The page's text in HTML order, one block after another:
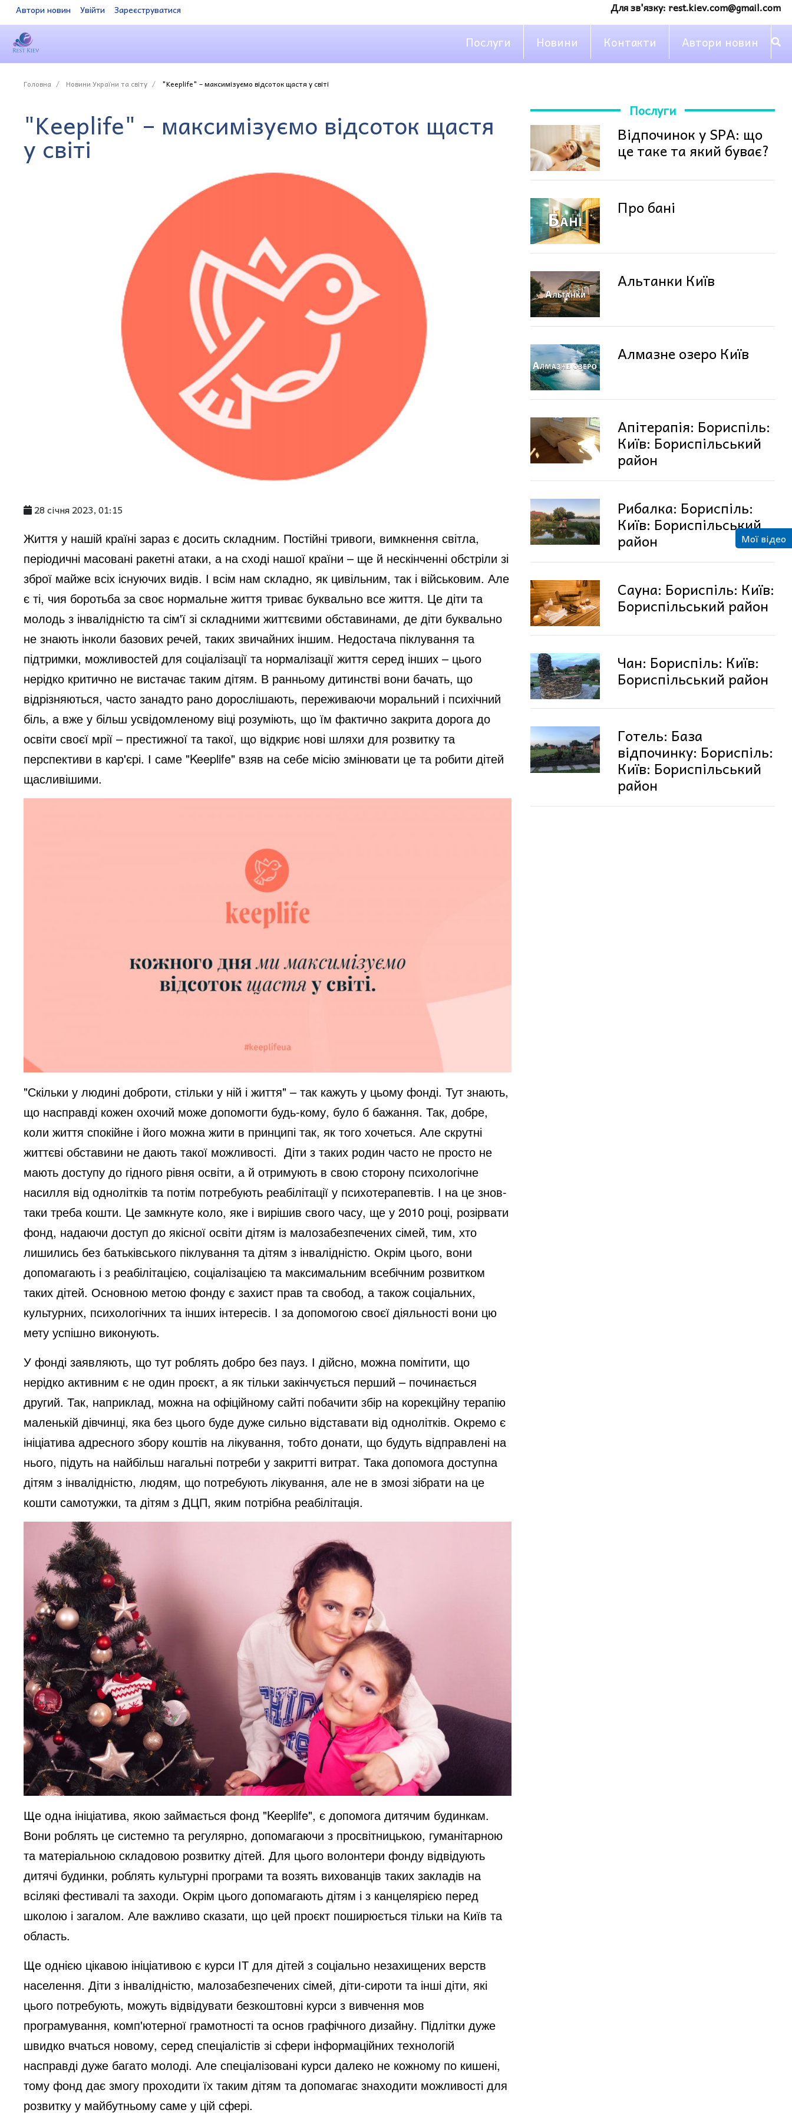
Автори новин Увійти Зареєструватися Для зв'язку: rest.kiev.com@gmail.com
Послуги Новини Контакти Автори новин
Головна Новини України та світу "Keeplife" – максимізуємо відсоток щастя у світі
"Keeplife" – максимізуємо відсоток щастя
у світі
28 січня 2023, 01:15
Життя у нашій країні зараз є досить складним. Постійні тривоги, вимкнення світла,
періодичні масовані ракетні атаки, а на сході нашої країни – ще й нескінченні обстріли зі
зброї майже всіх існуючих видів. І всім нам складно, як цивільним, так і військовим. Але
є ті, чия боротьба за своє нормальне життя триває буквально все життя. Це діти та
молодь з інвалідністю та сім'ї зі складними життєвими обставинами, де діти буквально
не знають інколи базових речей, таких звичайних іншим. Недостача піклування та
підтримки, можливостей для соціалізації та нормалізації життя серед інших – цього
нерідко критично не вистачає таким дітям. В ранньому дитинстві вони бачать, що
відрізняються, часто занадто рано дорослішають, переживаючи моральний і психічний
біль, а вже у більш усвідомленому віці розуміють, що їм фактично закрита дорога до
освіти своєї мрії – престижної та такої, що відкриє нові шляхи для розвитку та
перспективи в кар'єрі. І саме "Keeplife" взяв на себе місію змінювати це та робити дітей
щасливішими.
"Скільки у людині доброти, стільки у ній і життя" – так кажуть у цьому фонді. Тут знають,
що насправді кожен охочий може допомогти будь-кому, було б бажання. Так, добре,
коли життя спокійне і його можна жити в принципі так, як того хочеться. Але скрутні
життєві обставини не дають такої можливості. Діти з таких родин часто не просто не
мають доступу до гідного рівня освіти, а й отримують в свою сторону психологічне
насилля від однолітків та потім потребують реабілітації у психотерапевтів. І на це знов-
таки треба кошти. Це замкнуте коло, яке і вирішив свого часу, ще у 2010 році, розірвати
фонд, надаючи доступ до якісної освіти дітям із малозабезпечених сімей, тим, хто
лишились без батьківського піклування та дітям з інвалідністю. Окрім цього, вони
допомагають і з реабілітацією, соціалізацією та максимальним всебічним розвитком
таких дітей. Основною метою фонду є захист прав та свобод, а також соціальних,
культурних, психологічних та інших інтересів. І за допомогою своєї діяльності вони цю
мету успішно виконують.
У фонді заявляють, що тут роблять добро без пауз. І дійсно, можна помітити, що
нерідко активним є не один проєкт, а як тільки закінчується перший – починається
другий. Так, наприклад, можна на офіційному сайті побачити збір на корекційну терапію
маленькій дівчинці, яка без цього буде дуже сильно відставати від однолітків. Окремо є
ініціатива адресного збору коштів на лікування, тобто донати, що будуть відправлені на
нього, підуть на найбільш нагальні потреби у закритті витрат. Така допомога доступна
дітям з інвалідністю, людям, що потребують лікування, але не в змозі зібрати на це
кошти самотужки, та дітям з ДЦП, яким потрібна реабілітація.
Ще одна ініціатива, якою займається фонд "Keeplife", є допомога дитячим будинкам.
Вони роблять це системно та регулярно, допомагаючи з просвітницькою, гуманітарною
та матеріальною складовою розвитку дітей. Для цього волонтери фонду відвідують
дитячі будинки, роблять культурні програми та возять вихованців таких закладів на
всілякі фестивалі та заходи. Окрім цього допомагають дітям і з канцелярією перед
школою і загалом. Але важливо сказати, що цей проєкт поширюється тільки на Київ та
область.
Ще однією цікавою ініціативою є курси ІТ для дітей з соціально незахищених верств
населення. Діти з інвалідністю, малозабезпечених сімей, діти-сироти та інші діти, які
цього потребують, можуть відвідувати безкоштовні курси з вивчення мов
програмування, комп'ютерної грамотності та основ графічного дизайну. Підлітки дуже
швидко вчаться новому, серед спеціалістів зі сфери інформаційних технологій
насправді дуже багато молоді. Але спеціалізовані курси далеко не кожному по кишені,
тому фонд дає змогу проходити їх таким дітям та допомагає знаходити можливості для
розвитку у майбутньому саме у цій сфері.
Послуги
Відпочинок у SPA: що
це таке та який буває?
Про бані
Альтанки Київ
Алмазне озеро Київ
Апітерапія: Бориспіль:
Київ: Бориспільський
район
Рибалка: Бориспіль:
Київ: Бориспільський
район
Сауна: Бориспіль: Київ:
Бориспільський район
Чан: Бориспіль: Київ:
Бориспільський район
Готель: База
відпочинку: Бориспіль:
Київ: Бориспільський
район
Мої відео